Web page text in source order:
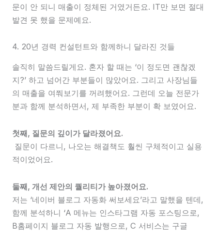
문이 안 되니 매출이 정체된 거였거든요. IT만 보면 절대
발견 못 했을 문제예요.
4. 20년 경력 컨설턴트와 함께하니 달라진 것들
솔직히 말씀드릴게요. 혼자 할 때는 ‘이 정도면 괜찮겠
지?’ 하고 넘어간 부분들이 많았어요. 그리고 사장님들
의 매출을 여쭤보기를 꺼려했어요. 그런데 오늘 전문가
분과 함께 분석하면서, 제 부족한 부분이 확 보였어요.
첫째, 질문의 깊이가 달라졌어요.
질문이 다르니, 나오는 해결책도 훨씬 구체적이고 실용
적이었어요.
둘째, 개선 제안의 퀄리티가 높아졌어요.
저는 ‘네이버 블로그 자동화 써보세요’라고 말했을 텐데,
함께 분석하니 ‘A 메뉴는 인스타그램 자동 포스팅으로,
B홈페이지 블로그 자동 발행으로, C 서비스는 구글